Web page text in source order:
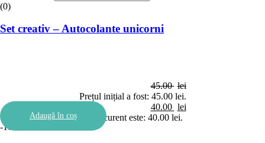
(0)
Set creativ – Autocolante unicorni
45.00 lei
Prețul inițial a fost: 45.00 lei.
40.00 lei
Prețul curent este: 40.00 lei.
Adaugă în coș
-10%